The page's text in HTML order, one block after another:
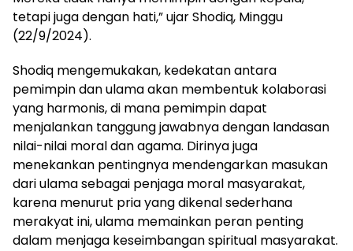
tetapi juga dengan hati,” ujar Shodiq, Minggu
(22/9/2024).
Shodiq mengemukakan, kedekatan antara
pemimpin dan ulama akan membentuk kolaborasi
yang harmonis, di mana pemimpin dapat
menjalankan tanggung jawabnya dengan landasan
nilai-nilai moral dan agama. Dirinya juga
menekankan pentingnya mendengarkan masukan
dari ulama sebagai penjaga moral masyarakat,
karena menurut pria yang dikenal sederhana
merakyat ini, ulama memainkan peran penting
dalam menjaga keseimbangan spiritual masyarakat.